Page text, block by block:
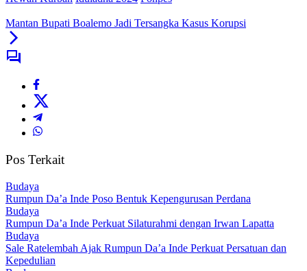
Mantan Bupati Boalemo Jadi Tersangka Kasus Korupsi
Pos Terkait
Budaya
Rumpun Da’a Inde Poso Bentuk Kepengurusan Perdana
Budaya
Rumpun Da’a Inde Perkuat Silaturahmi dengan Irwan Lapatta
Budaya
Sale Ratelembah Ajak Rumpun Da’a Inde Perkuat Persatuan dan
Kepedulian